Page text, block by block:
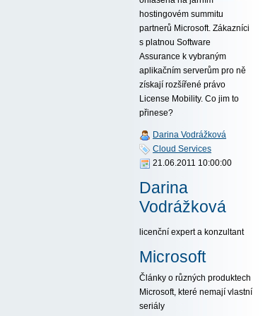
hostingovém summitu
partnerů Microsoft. Zákazníci
s platnou Software
Assurance k vybraným
aplikačním serverům pro ně
získají rozšířené právo
License Mobility. Co jim to
přinese?
Darina Vodrážková
Cloud Services
21.06.2011 10:00:00
Darina
Vodrážková
licenční expert a konzultant
Microsoft
Články o různých produktech
Microsoft, které nemají vlastní
seriály